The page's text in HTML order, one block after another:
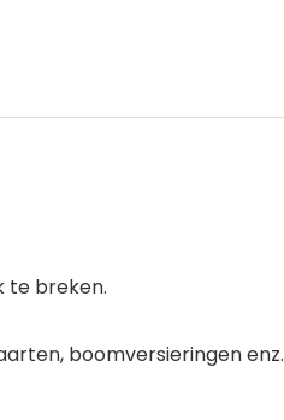
te breken.
boomversieringen enz.